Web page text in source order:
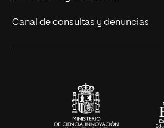
Eventos
Canal de consultas y denuncias